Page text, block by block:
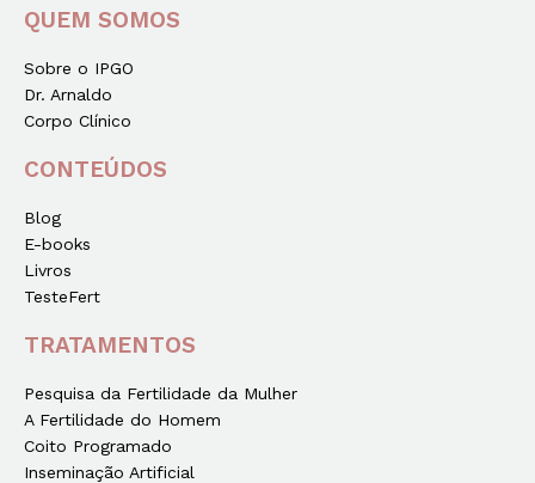
QUEM SOMOS
Sobre o IPGO
Dr. Arnaldo
Corpo Clínico
CONTEÚDOS
Blog
E-books
Livros
TesteFert
TRATAMENTOS
Pesquisa da Fertilidade da Mulher
A Fertilidade do Homem
Coito Programado
Inseminação Artificial